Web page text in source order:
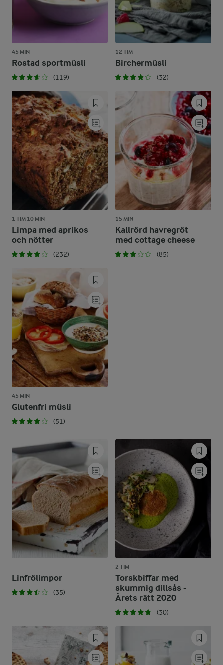
45 MIN
Rostad sportmüsli
(119)
12 TIM
Birchermüsli
(32)
1 TIM 10 MIN
Limpa med aprikos
och nötter
(232)
15 MIN
Kallrörd havregröt
med cottage cheese
(85)
45 MIN
Glutenfri müsli
(51)
Linfrölimpor
(35)
2 TIM
Torskbiffar med
skummig dillsås -
Årets rätt 2020
(30)